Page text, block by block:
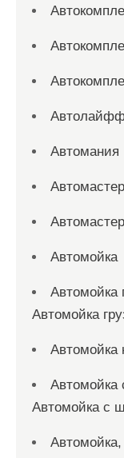
Автомания
Автомойка
Автомойка
Автомойка
Автомойка
Автомойка
Автомойка с